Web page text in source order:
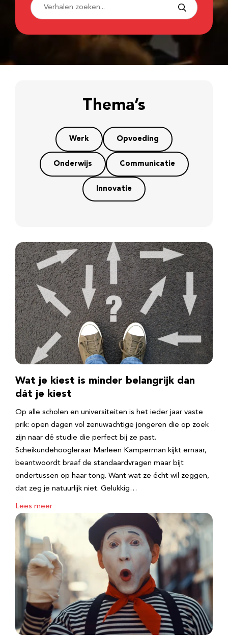
Thema’s
Werk Opvoeding
Onderwijs Communicatie
Innovatie
Wat je kiest is minder belangrijk dan
dát je kiest
Op alle scholen en universiteiten is het ieder jaar vaste
prik: open dagen vol zenuwachtige jongeren die op zoek
zijn naar dé studie die perfect bij ze past.
Scheikundehoogleraar Marleen Kamperman kijkt ernaar,
beantwoordt braaf de standaardvragen maar bijt
ondertussen op haar tong. Want wat ze écht wil zeggen,
dat zeg je natuurlijk niet. Gelukkig…
Lees meer